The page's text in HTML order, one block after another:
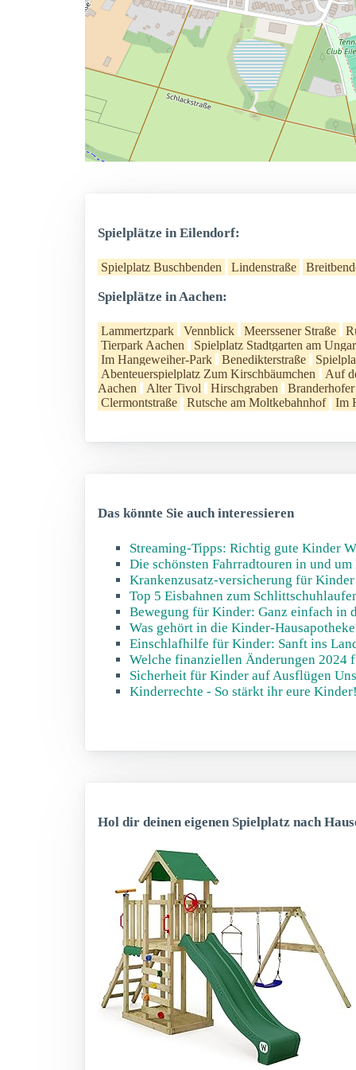
Spielplätze in Eilendorf:
Spielplatz Buschbenden Lindenstraße
Spielplätze in Aachen:
Lammertzpark Vennblick Meerssener Straße
Tierpark Aachen
Spielplatz Stadtgarten am
Im Hangeweiher-Park
Benedikterstraße
Abenteuerspielplatz Zum Kirschbäumchen
Auf
Aachen
Alter Tivol Hirschgraben
Clermontstraße
Rutsche am Moltkebahnhof Im
Das könnte Sie auch interessieren
Streaming-Tipps: Richtig gute Kinder
Die schönsten Fahrradtouren in und
Krankenzusatz-versicherung für
Top 5 Eisbahnen zum
Bewegung für Kinder: Ganz einfach in
Was gehört in die Kinder-
Einschlafhilfe für Kinder: Sanft ins
Welche finanziellen Änderungen 2024
Sicherheit für Kinder auf Ausflügen
Kinderrechte - So stärkt ihr eure
Hol dir deinen eigenen Spielplatz nach